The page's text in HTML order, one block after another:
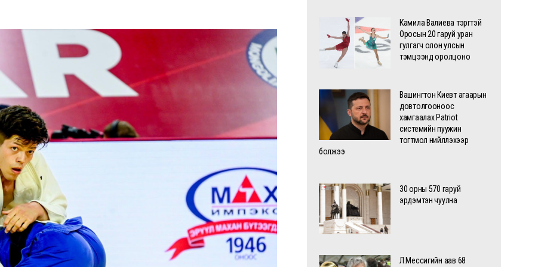
Камила Валиева тэргүүтэй
Оросын 20 гаруй уран
гулгагч олон улсын
тэмцээнд оролцоно
Вашингтон Киевт агаарын
довтолгооноос
хамгаалах Patriot
системийн пуужин
тогтмол нийлүүлэхээр
болжээ
30 орны 570 гаруй
эрдэмтэн чуулна
Л.Мессигийн аав 68